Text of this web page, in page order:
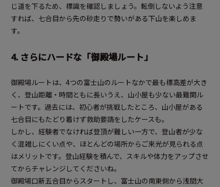
じ道を下るため、標識を確認しましょう。転倒しないよう注意
すれば、七合目から先の砂走りで勢いがある下山を楽しめま
す。
4. さらにハードな「御殿場ルート」
御殿場ルートは、4つの富士山のルートなかで最も標高差が大き
く、登山距離・時間ともに長いうえ、山小屋も少ない最難関ル
ートです。過去には、初心者が挑戦したところ、山小屋がある
七合目にもたどり着けず救助要請をしたケースも。
しかし、経験者でなければ登頂が難しい一方で、登山者が少な
く混雑しにくい点や、ほとんどの場所からご来光が見られる点
はメリットです。登山経験を積んで、スキルや体力をアップさせ
てからチャレンジしてくださいね。
御殿場口新五合目からスタートし、富士山の南東側から浅間大